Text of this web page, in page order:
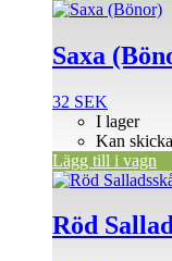
Saxa
32 SEK
I lager
Kan
Lägg till i vagn
Röd